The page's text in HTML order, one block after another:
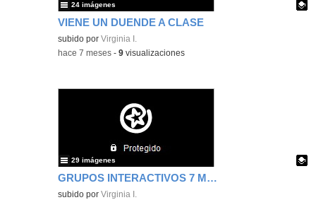
VIENE UN DUENDE A CLASE
Contenido educativo.
subido porVirginia I.
24 imágenes
-hace 7 meses -9 visualizaciones
GRUPOS INTERACTIVOS 7 MAYO
Contenido educativo.
subido porVirginia I.
29 imágenes